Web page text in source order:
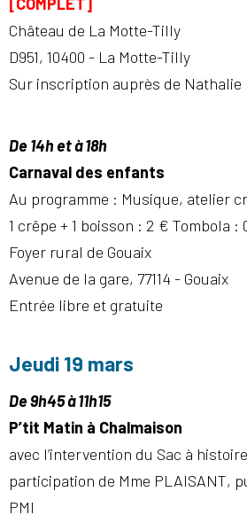
Château de La Motte-Tilly
D951, 10400 - La Motte-Tilly
Sur inscription auprès de Nathalie
De 14h et à 18h
Carnaval des enfants
Au programme : Musique, atelier
1 crêpe + 1 boisson : 2 € Tombola :
Foyer rural de Gouaix
Avenue de la gare, 77114 - Gouaix
Entrée libre et gratuite
Jeudi 19 mars
De 9h45 à 11h15
P’tit Matin à Chalmaison
avec l’intervention du Sac à
participation de Mme PLAISANT,
PMI